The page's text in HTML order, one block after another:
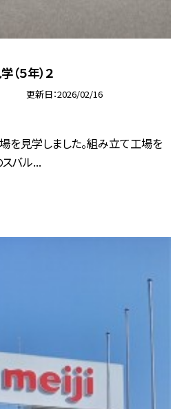
５年）２
更新日 2026/02/16
を見学しました。組み立て工場を
バル...